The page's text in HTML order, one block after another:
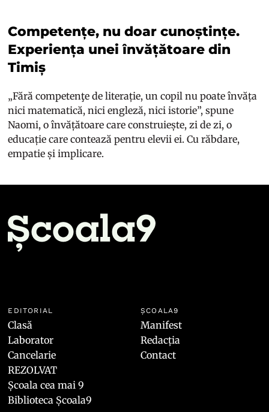
Competențe, nu doar cunoștințe.
Experiența unei învățătoare din
Timiș
„Fără competenţe de literație, un copil nu poate învăța
nici matematică, nici engleză, nici istorie”, spune
Naomi, o învățătoare care construiește, zi de zi, o
educație care contează pentru elevii ei. Cu răbdare,
empatie și implicare.
EDITORIAL
Clasă
Laborator
Cancelarie
REZOLVAT
Școala cea mai 9
Biblioteca Școala9
ȘCOALA9
Manifest
Redacția
Contact